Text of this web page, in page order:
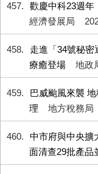
457
歡慶中科23週
經濟發展局
458
走進「34號秘
療癒登場
地政
459
巴威颱風來襲
理
地方稅務局
460
中市府與中央
面清查29批產品